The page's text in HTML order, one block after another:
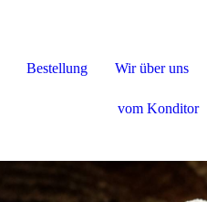
Bestellung Wir über uns
vom Konditor